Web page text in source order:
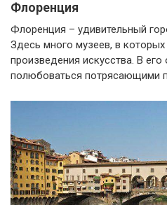
Флоренция
Флоренция – удивительный
Здесь много музеев, в
произведения искусства. В
полюбоваться потрясающими